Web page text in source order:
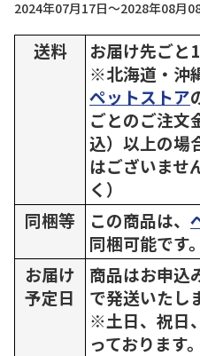
2024年07月17日～2028年08月
送料
お届け先ごと
※北海道・沖
ペットストア
ごとのご注文
込）以上の場
はございませ
く）
同梱等
この商品は、
同梱可能です。
お届け
予定日
商品はお申込
で発送いたし
※土日、祝日
っております。